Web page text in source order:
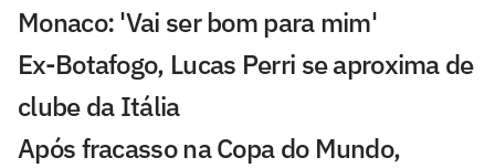
Monaco: 'Vai ser bom para mim'
Ex-Botafogo, Lucas Perri se aproxima de
clube da Itália
Após fracasso na Copa do Mundo,